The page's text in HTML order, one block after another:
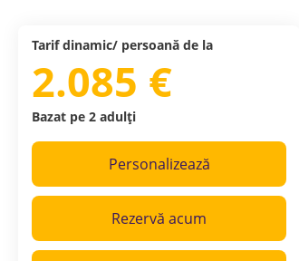
Tarif dinamic/ persoană de la
2.085 €
Bazat pe 2 adulți
Personalizează
Rezervă acum